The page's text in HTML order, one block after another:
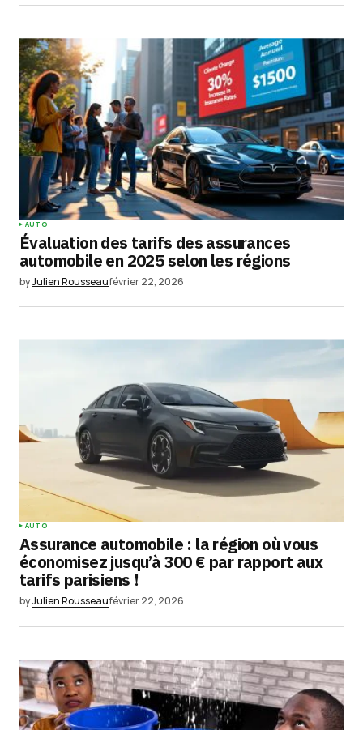
site dans le navigateur pour mon prochain
Submit Comment
AUTO
Évaluation des tarifs des assurances
automobile en 2025 selon les régions
byJulien Rousseaufévrier 22, 2026
AUTO
Assurance automobile : la région où vous
économisez jusqu’à 300 € par rapport aux
tarifs parisiens !
byJulien Rousseaufévrier 22, 2026